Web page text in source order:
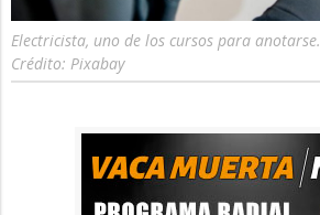
Electricista, uno de los cursos para anotarse.
Crédito: Pixabay